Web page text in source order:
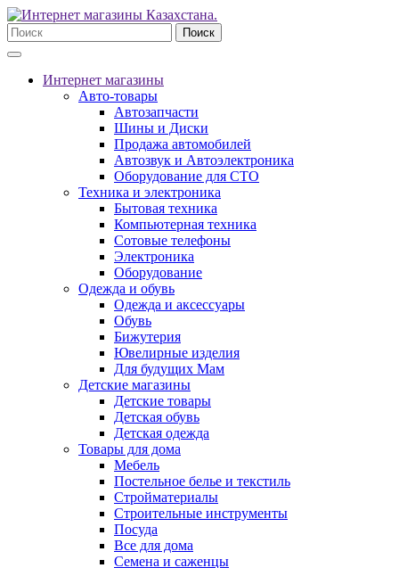
Поиск
Интернет магазины
Авто-товары
Автозапчасти
Шины и Диски
Продажа автомобилей
Автозвук и Автоэлектроника
Оборудование для СТО
Техника и электроника
Бытовая техника
Компьютерная техника
Сотовые телефоны
Электроника
Оборудование
Одежда и обувь
Одежда и аксессуары
Обувь
Бижутерия
Ювелирные изделия
Для будущих Мам
Детские магазины
Детские товары
Детская обувь
Детская одежда
Товары для дома
Мебель
Постельное белье и текстиль
Стройматериалы
Строительные инструменты
Посуда
Все для дома
Семена и саженцы